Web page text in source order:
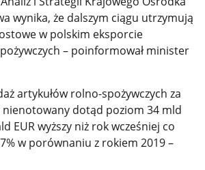
wynika, że dalszym ciągu utrzymują
w polskim eksporcie
– poinformował minister
artykułów rolno-spożywczych za
nienotowany dotąd poziom 34 mld
EUR wyższy niż rok wcześniej co
w porównaniu z rokiem 2019 –